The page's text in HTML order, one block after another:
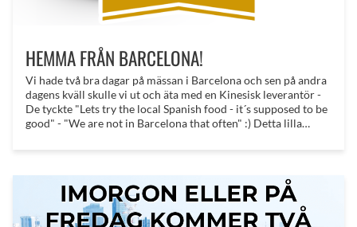
HEMMA FRÅN BARCELONA!
Vi hade två bra dagar på mässan i Barcelona och sen på andra
dagens kväll skulle vi ut och äta med en Kinesisk leverantör -
De tyckte "Lets try the local Spanish food - it´s supposed to be
good" - "We are not in Barcelona that often" :) Detta lilla